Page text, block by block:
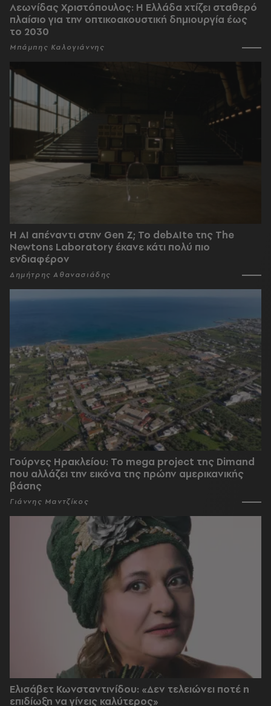
Λεωνίδας Χριστόπουλος: Η Ελλάδα χτίζει σταθερό
πλαίσιο για την οπτικοακουστική δημιουργία έως
το 2030
Μπάμπης Καλογιάννης
Η AI απέναντι στην Gen Z; Το debAIte της The
Newtons Laboratory έκανε κάτι πολύ πιο
ενδιαφέρον
Δημήτρης Αθανασιάδης
Γούρνες Ηρακλείου: To mega project της Dimand
που αλλάζει την εικόνα της πρώην αμερικανικής
βάσης
Γιάννης Μαντζίκος
Ελισάβετ Κωνσταντινίδου: «Δεν τελειώνει ποτέ η
επιδίωξη να γίνεις καλύτερος»